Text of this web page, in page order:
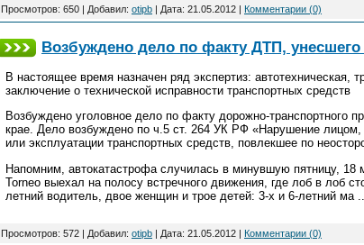
Просмотров: 650 | Добавил: otipb | Дата: 21.05.2012 | Комментарии (0)
Возбуждено дело по факту ДТП, унесшего
В настоящее время назначен ряд экспертиз: автотехническая,
заключение о технической исправности транспортных средств
Возбуждено уголовное дело по факту дорожно-транспортного
крае. Дело возбуждено по ч.5 ст. 264 УК РФ «Нарушение
или эксплуатации транспортных средств, повлекшее по
Напомним, автокатастрофа случилась в минувшую пятницу,
Torneo выехал на полосу встречного движения, где лоб в лоб
летний водитель, двое женщин и трое детей: 3-х и 6-летний ма
Просмотров: 572 | Добавил: otipb | Дата: 21.05.2012 | Комментарии (0)